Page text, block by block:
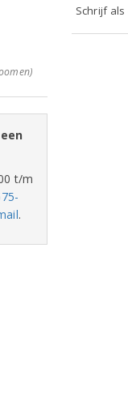
t/m
.
Schrijf